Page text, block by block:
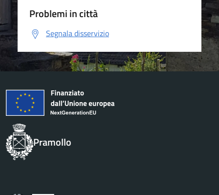
Problemi in città
Segnala disservizio
Pramollo